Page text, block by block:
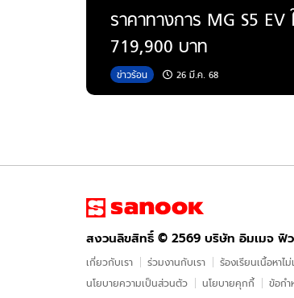
ราคาทางการ MG S5 EV
719,900 บาท
26 มี.ค. 68
ข่าวร้อน
สงวนลิขสิทธิ์ © 2569 บริษัท อิมเมจ ฟิว
เกี่ยวกับเรา
ร่วมงานกับเรา
นโยบายความเป็นส่วนตัว
นโยบายคุกกี้ ข้อกํา
ร้องเรียนเนื้อหาไม่